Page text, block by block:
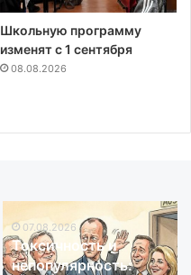
Школьную программу
изменят с 1 сентября
08.08.2026
и
непопулярность:
почему
07.08.2026
Токсичность и
непопулярность: